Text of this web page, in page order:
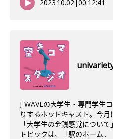
2023.10.02|00:12:41
J-WAVEの大学生・専門学生
りするポッドキャスト。今月
「大学生の金銭感覚につい
トピックは、「駅のホーム...